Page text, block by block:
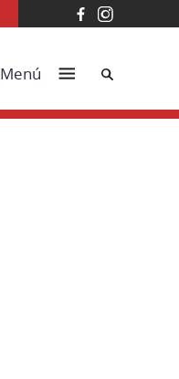
Menú Cerca